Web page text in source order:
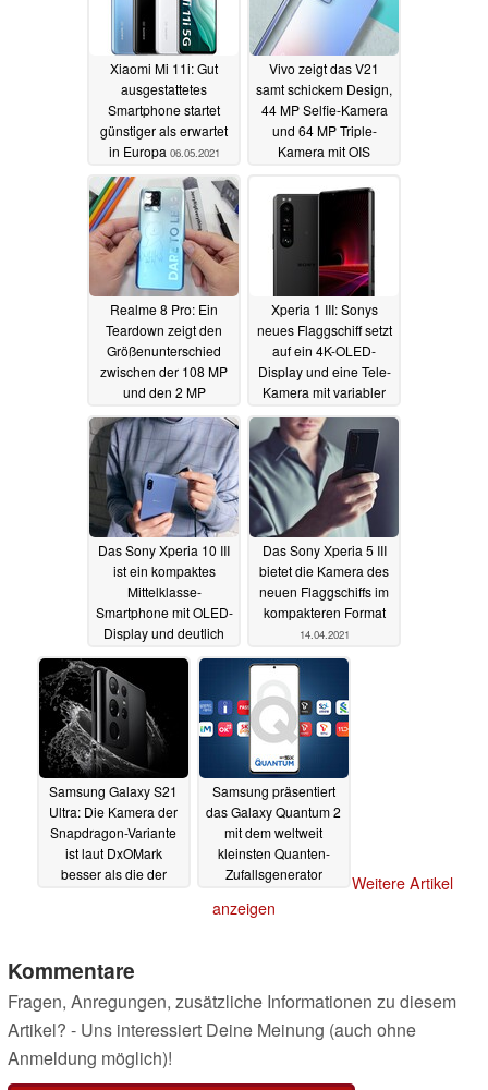
Xiaomi Mi 11i: Gut
ausgestattetes
Smartphone startet
günstiger als erwartet
in Europa 06.05.2021
Vivo zeigt das V21
samt schickem Design,
44 MP Selfie-Kamera
und 64 MP Triple-
Kamera mit OIS
Realme 8 Pro: Ein
Teardown zeigt den
Größenunterschied
zwischen der 108 MP
und den 2 MP
Kameras14.04.2021
Xperia 1 III: Sonys
neues Flaggschiff setzt
auf ein 4K-OLED-
Display und eine Tele-
Kamera mit variabler
Brennweite14.04.2021
Das Sony Xperia 10 III
ist ein kompaktes
Mittelklasse-
Smartphone mit OLED-
Display und deutlich
größerem Akku
Das Sony Xperia 5 III
bietet die Kamera des
neuen Flaggschiffs im
kompakteren Format
14.04.2021
Samsung Galaxy S21
Ultra: Die Kamera der
Snapdragon-Variante
ist laut DxOMark
besser als die der
Samsung präsentiert
das Galaxy Quantum 2
mit dem weltweit
kleinsten Quanten-
Zufallsgenerator
Weitere Artikel
anzeigen
Kommentare
Fragen, Anregungen, zusätzliche Informationen zu diesem
Artikel? - Uns interessiert Deine Meinung (auch ohne
Anmeldung möglich)!